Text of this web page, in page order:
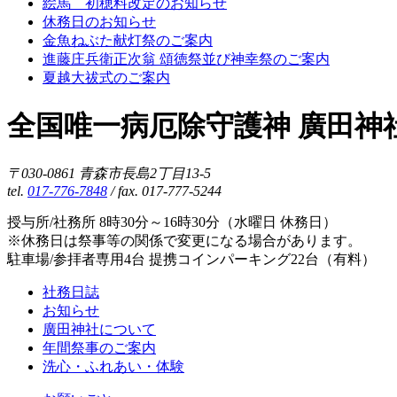
絵馬 初穂料改定のお知らせ
休務日のお知らせ
金魚ねぶた献灯祭のご案内
進藤庄兵衛正次翁 頌徳祭並び神幸祭のご案内
夏越大祓式のご案内
全国唯一病厄除守護神 廣田神
〒030-0861 青森市長島2丁目13-5
tel. 017-776-7848 / fax. 017-777-5244
授与所/社務所 8時30分～16時30分（水曜日 休務日）
※休務日は祭事等の関係で変更になる場合があります。
駐車場/参拝者専用4台 提携コインパーキング22台（有料）
社務日誌
お知らせ
廣田神社について
年間祭事のご案内
洗心・ふれあい・体験